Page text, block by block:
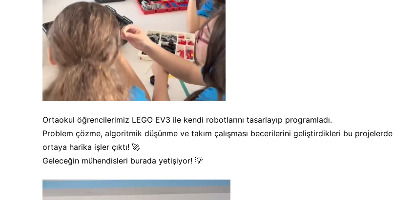
Ortaokul öğrencilerimiz LEGO EV3 ile kendi robotlarını tasarlayıp programladı.
Problem çözme, algoritmik düşünme ve takım çalışması becerilerini geliştirdikleri bu projelerde
ortaya harika işler çıktı! 🚀
Geleceğin mühendisleri burada yetişiyor! 💡